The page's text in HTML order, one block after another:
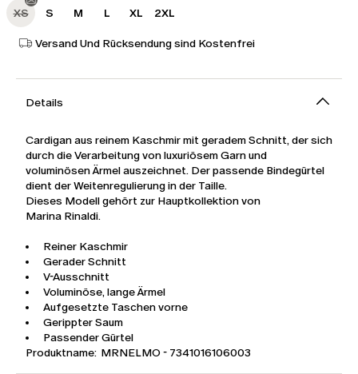
XS S M L XL 2XL
Versand Und Rücksendung sind Kostenfrei
Details
Cardigan aus reinem Kaschmir mit geradem Schnitt, der sich
durch die Verarbeitung von luxuriösem Garn und
voluminösen Ärmel auszeichnet. Der passende Bindegürtel
dient der Weitenregulierung in der Taille.
Dieses Modell gehört zur Hauptkollektion von
Marina Rinaldi.
Reiner Kaschmir
Gerader Schnitt
V-Ausschnitt
Voluminöse, lange Ärmel
Aufgesetzte Taschen vorne
Gerippter Saum
Passender Gürtel
Produktname: MRNELMO - 7341016106003